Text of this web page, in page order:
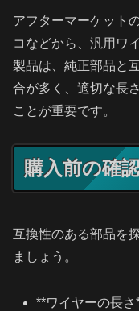
アフターマーケット
コなどから、汎用ワ
製品は、純正部品と
合が多く、適切な長
ことが重要です。
購入前の確
互換性のある部品を
ましょう。
**ワイヤーの長